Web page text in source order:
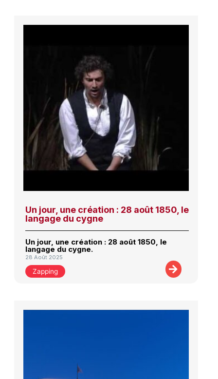
Un jour, une création : 28 août 1850, le
langage du cygne
Un jour, une création : 28 août 1850, le
langage du cygne.
28 Août 2025
Zapping